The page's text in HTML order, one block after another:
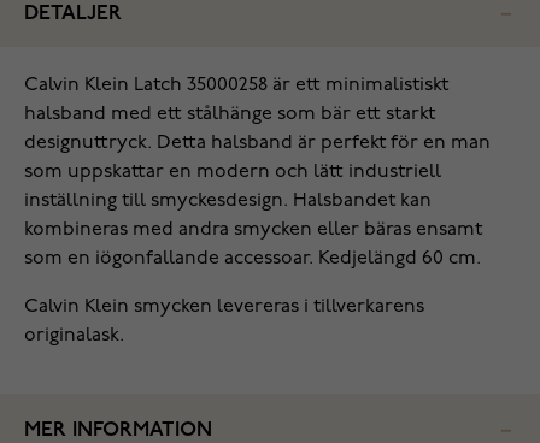
DETALJER
Calvin Klein Latch 35000258 är ett minimalistiskt
halsband med ett stålhänge som bär ett starkt
designuttryck. Detta halsband är perfekt för en man
som uppskattar en modern och lätt industriell
inställning till smyckesdesign. Halsbandet kan
kombineras med andra smycken eller bäras ensamt
som en iögonfallande accessoar. Kedjelängd 60 cm.
Calvin Klein smycken levereras i tillverkarens
originalask.
MER INFORMATION